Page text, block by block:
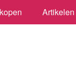
Artikelen